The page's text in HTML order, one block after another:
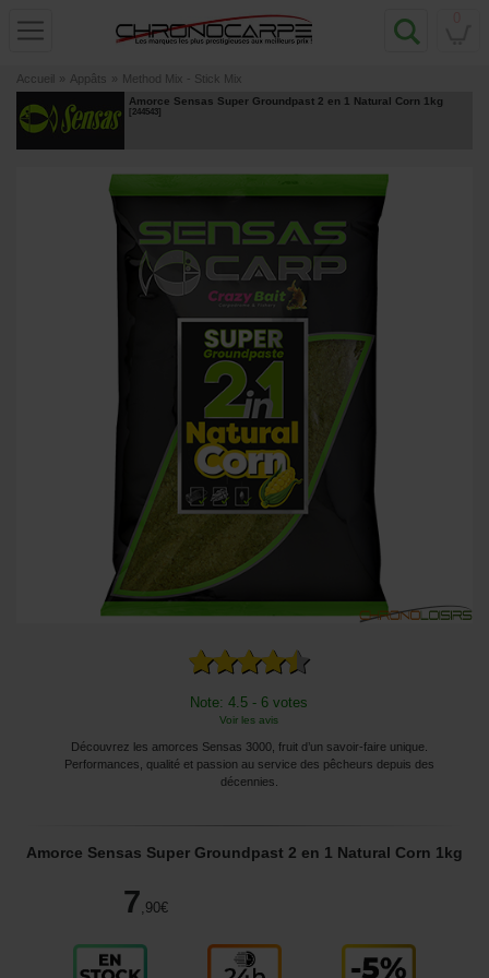
Accueil » Appâts » Method Mix - Stick Mix
Amorce Sensas Super Groundpast 2 en 1 Natural Corn 1kg
[244543]
Note: 4.5 - 6 votes
Voir les avis
Découvrez les amorces Sensas 3000, fruit d’un savoir-faire unique.
Performances, qualité et passion au service des pêcheurs depuis des
décennies.
Amorce Sensas Super Groundpast 2 en 1 Natural Corn 1kg
7,90€